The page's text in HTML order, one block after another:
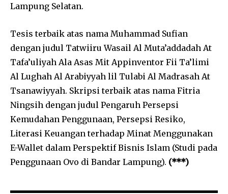
Lampung Selatan.
Tesis terbaik atas nama Muhammad Sufian
dengan judul Tatwiiru Wasail Al Muta’addadah At
Tafa’uliyah Ala Asas Mit Appinventor Fii Ta’limi
Al Lughah Al Arabiyyah lil Tulabi Al Madrasah At
Tsanawiyyah. Skripsi terbaik atas nama Fitria
Ningsih dengan judul Pengaruh Persepsi
Kemudahan Penggunaan, Persepsi Resiko,
Literasi Keuangan terhadap Minat Menggunakan
E-Wallet dalam Perspektif Bisnis Islam (Studi pada
Penggunaan Ovo di Bandar Lampung). (***)